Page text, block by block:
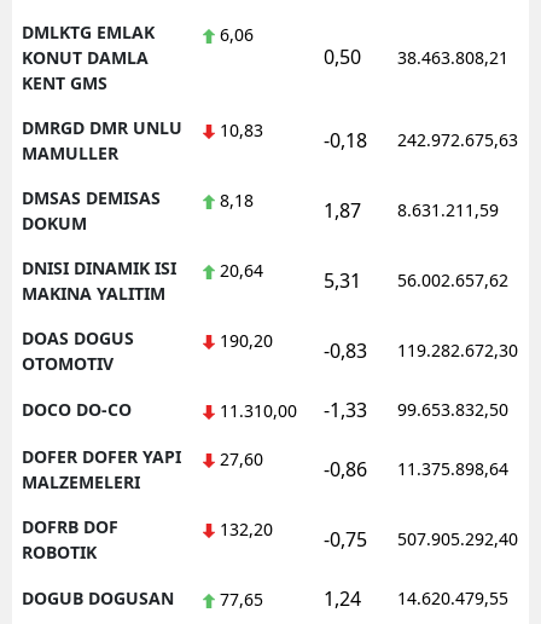
DMLKTG EMLAK
KONUT DAMLA
KENT GMS
6,06
0,50 38.463.808,21
DMRGD DMR UNLU
MAMULLER
10,83 -0,18 242.972.675,63
DMSAS DEMISAS
DOKUM
8,18 1,87 8.631.211,59
DNISI DINAMIK ISI
MAKINA YALITIM
20,64 5,31 56.002.657,62
DOAS DOGUS
OTOMOTIV
190,20 -0,83 119.282.672,30
DOCO DO-CO 11.310,00 -1,33 99.653.832,50
DOFER DOFER YAPI
MALZEMELERI
27,60 -0,86 11.375.898,64
DOFRB DOF
ROBOTIK
132,20 -0,75 507.905.292,40
DOGUB DOGUSAN 77,65 1,24 14.620.479,55